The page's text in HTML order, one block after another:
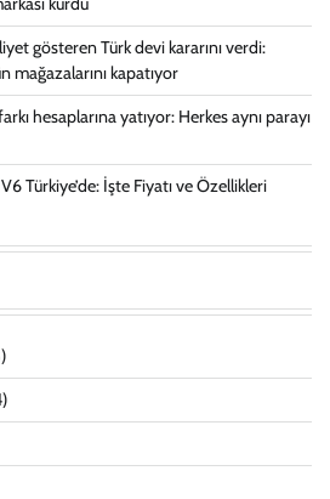
gösteren Türk devi kararını verdi:
mağazalarını kapatıyor
hesaplarına yatıyor: Herkes aynı parayı
Türkiye’de: İşte Fiyatı ve Özellikleri